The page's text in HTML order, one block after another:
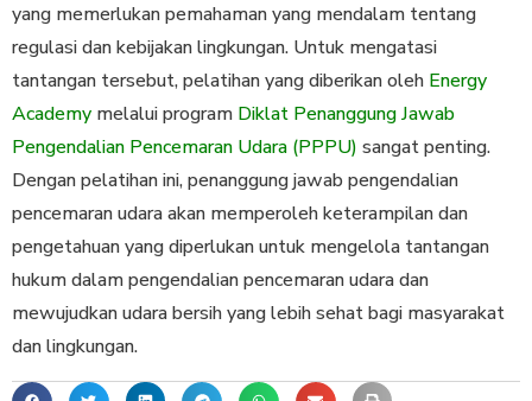
yang memerlukan pemahaman yang mendalam tentang
regulasi dan kebijakan lingkungan. Untuk mengatasi
tantangan tersebut, pelatihan yang diberikan oleh Energy
Academy melalui program Diklat Penanggung Jawab
Pengendalian Pencemaran Udara (PPPU) sangat penting.
Dengan pelatihan ini, penanggung jawab pengendalian
pencemaran udara akan memperoleh keterampilan dan
pengetahuan yang diperlukan untuk mengelola tantangan
hukum dalam pengendalian pencemaran udara dan
mewujudkan udara bersih yang lebih sehat bagi masyarakat
dan lingkungan.